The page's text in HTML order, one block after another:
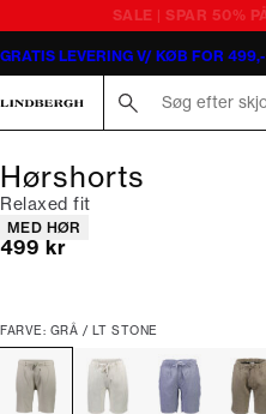
GRATIS LEVERING V/ KØB FOR 499,-
Hørshorts
Relaxed fit
Produkt egenskaber
MED HØR
I alt (inkl. rabat)
499 kr
FARVE: GRÅ / LT STONE